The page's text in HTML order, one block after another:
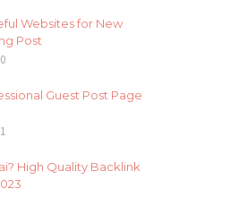
Websites for New
Post
Guest Post Page
High Quality Backlink